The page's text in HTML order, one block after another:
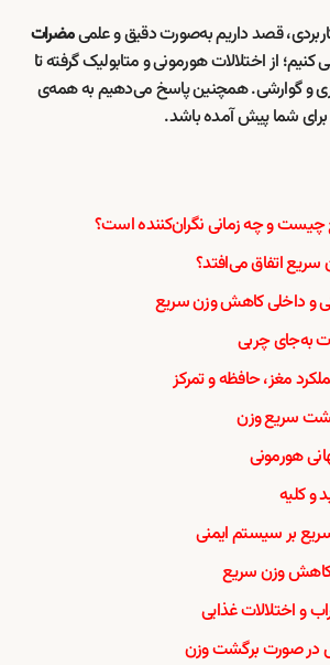
قصد داریم به‌صورت دقیق و علمیمضرات
کنیم؛ از اختلالات هورمونی و متابولیک گرفته تا
و گوارشی. همچنین پاسخ می‌دهیم به همه‌ی
شما پیش آمده باشد.
و چه زمانی نگران‌کننده است؟
اتفاق می‌افتد؟
و داخلی کاهش وزن سریع
بر سیستم ایمنی
وزن سریع
و اختلالات غذایی
صورت برگشت وزن